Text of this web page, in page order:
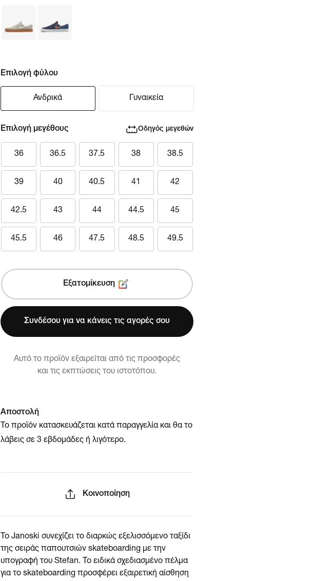
Επιλογή φύλου
Ανδρικά Γυναικεία
Επιλογή μεγέθους Οδηγός μεγεθών
36 36.5 37.5 38 38.5
39 40 40.5 41 42
42.5 43 44 44.5 45
45.5 46 47.5 48.5 49.5
Εξατομίκευση
Συνδέσου για να κάνεις τις αγορές σου
Αυτό το προϊόν εξαιρείται από τις προσφορές
και τις εκπτώσεις του ιστοτόπου.
Αποστολή
Το προϊόν κατασκευάζεται κατά παραγγελία και θα το
λάβεις σε 3 εβδομάδες ή λιγότερο.
Κοινοποίηση
Το Janoski συνεχίζει το διαρκώς εξελισσόμενο ταξίδι
της σειράς παπουτσιών skateboarding με την
υπογραφή του Stefan. Το ειδικά σχεδιασμένο πέλμα
για το skateboarding προσφέρει εξαιρετική αίσθηση